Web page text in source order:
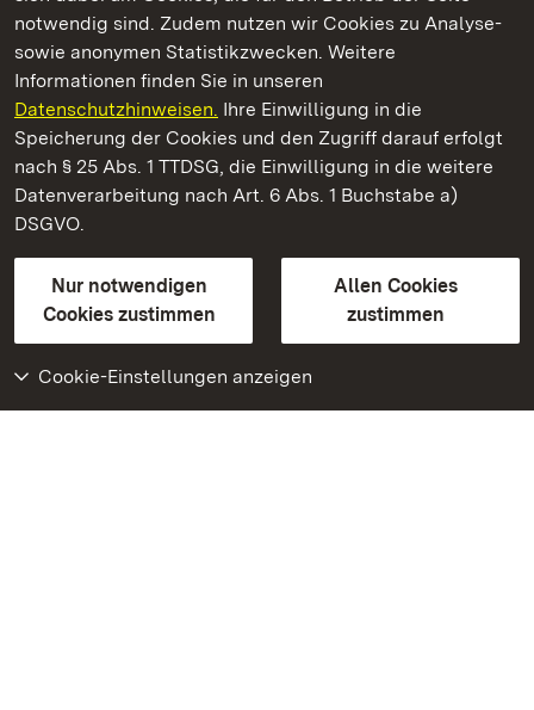
notwendig sind. Zudem nutzen wir Cookies zu Analyse-
sowie anonymen Statistikzwecken. Weitere
Informationen finden Sie in unseren
Datenschutzhinweisen. Ihre Einwilligung in die
Speicherung der Cookies und den Zugriff darauf erfolgt
nach § 25 Abs. 1 TTDSG, die Einwilligung in die weitere
Datenverarbeitung nach Art. 6 Abs. 1 Buchstabe a)
DSGVO.
Nur notwendigen
Cookies zustimmen
Allen Cookies
zustimmen
Cookie-Einstellungen anzeigen
Staatliche Schlösser und Gärten Baden‑Württemberg
Staatliche Schlösser und Gärten Baden-Württemberg
Kontakt
GebärdenspracheLeichte Sprache
Erklärung zur Barrierefreiheit
BITV-konform (geprüfte Seiten)
Weiteres